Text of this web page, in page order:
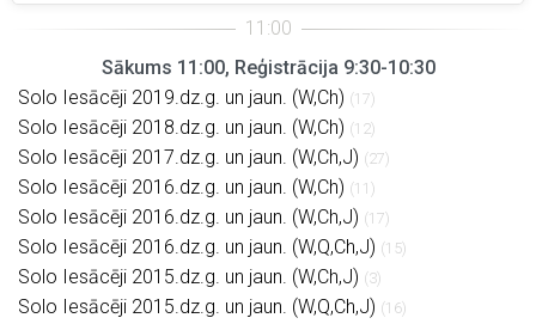
Sākums 11:00, Reģistrācija 9:30-10:30
Solo Iesācēji 2019.dz.g. un jaun. (W,Ch) (17)
Solo Iesācēji 2018.dz.g. un jaun. (W,Ch) (12)
Solo Iesācēji 2017.dz.g. un jaun. (W,Ch,J) (27)
Solo Iesācēji 2016.dz.g. un jaun. (W,Ch) (11)
Solo Iesācēji 2016.dz.g. un jaun. (W,Ch,J) (17)
Solo Iesācēji 2016.dz.g. un jaun. (W,Q,Ch,J) (15)
Solo Iesācēji 2015.dz.g. un jaun. (W,Ch,J) (3)
Solo Iesācēji 2015.dz.g. un jaun. (W,Q,Ch,J) (16)